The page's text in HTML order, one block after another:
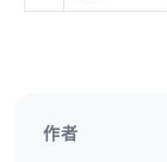
作者